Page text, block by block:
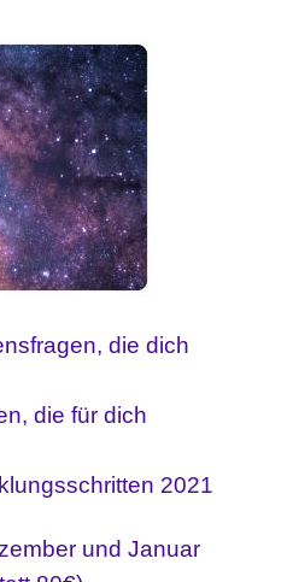
die dich
die für dich
2021
und Januar